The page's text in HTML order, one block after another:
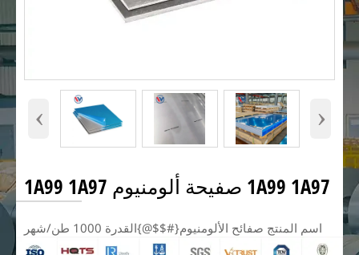
‹ ›
1A99 1A97 صفيحة ألومنيوم 1A99 1A97
اسم المنتج صفائح الألومنيوم{#$$@}القدرة 1000 طن/شهر